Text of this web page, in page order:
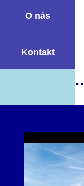
O nás
Kontakt